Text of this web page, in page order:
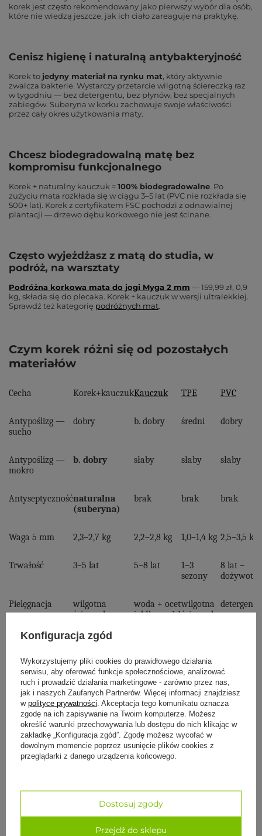
korek jest często rekomendowany jako pierwszy wybór dla osób,
które nie wiedzą jeszcze, jak ich ciało zareaguje na praktykę.
Cenisz higienę i naturalną antybakteryjność
Korek to jedyny materiał na rynku mat, który aktywnie
zwalcza bakterie. Wystarczy przetarcie wilgotną ściereczką raz
w tygodniu — bez detergentu, bez płynów, bez specjalnych
zabiegów. Suberyna w korku zachowuje swoje właściwości
przez cały okres użytkowania maty.
Chcesz biodegradowalną matę bez
kompromisu funkcjonalnego
Korek + naturalny kauczuk =100% biodegradowalne. Po
zużyciu mata rozkłada się w ciągu 3–5 lat (PVC nie rozkłada się
500+ lat). Korek z certyfikatem FSC pochodzi z odnawialnej
plantacji — drzewo dębu korkowego nie jest ścinane.
Często wyjeżdżasz z matą do studia, w
podróż, na warsztaty
Podróżna korkowa mata do jogi Myga 2 mm — 159,99 zł, 0,9
kg, składa się do plecaka. Korek + kauczuk w wersji ultralekkiej.
Sprawdź też kategorię podróżnych mat.
Czym korek różni się od pozostałych
materiałów
Cecha Korek+kauczukKauczuk TPE PVC
Antypoślizg —
sucho
dobry b. dobry średni dobry
Antypoślizg —
mokro
b. dobry słaby słaby słaby
Antyseptycznośćnaturalna
(suberyna)
brak brak brak
Waga 5 mm 2,3–2,7 kg 2,2–2,8 kg 1,0–1,4 kg 2,5–3,5 kg
Trwałość 3–5 lat 5–8 lat
1–3
sezony
8 lat –
Pielęgnacja
wilgotna
ściereczka
woda + ocet
jabłkowy 1:1
wilgotna
ściereczka
detergent
Cena 159,99–289 zł
Najlepsza do
hot joga,
bikram,
pocące dłonie
dynamiczna
joga na
sucho
start,
fitness
studio,
codzienna
10+ lat
Najgorsza do
suche dłonie z
idealną
techniką
mokre
dłonie
studio
hot joga
przesadą. Wystarczykauczuk(lepszy antypoślizg na sucho)
. Maksymalny chłon potu →
Konfiguracja zgód
Wykorzystujemy pliki cookies do prawidłowego działania
serwisu, aby oferować funkcje społecznościowe, analizować
ruch i prowadzić działania marketingowe - zarówno przez nas,
jak i naszych Zaufanych Partnerów. Więcej informacji znajdziesz
w polityce prywatności . Akceptacja tego komunikatu oznacza
zgodę na ich zapisywanie na Twoim komputerze. Możesz
określić warunki przechowywania lub dostępu do nich klikając w
zakładkę „Konfiguracja zgód”. Zgodę możesz wycofać w
dowolnym momencie poprzez usunięcie plików cookies z
przeglądarki z danego urządzenia końcowego.
Dostosuj zgody
Przejdź do sklepu